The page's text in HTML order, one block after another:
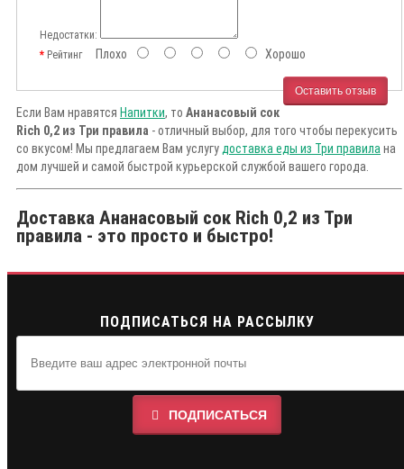
Недостатки:
РейтингПлохо Хорошо
Оставить отзыв
Если Вам нравятся Напитки, то Ананасовый сок
Rich 0,2 из Три правила - отличный выбор, для того чтобы перекусить
со вкусом! Мы предлагаем Вам услугу доставка еды из Три правила на
дом лучшей и самой быстрой курьерской службой вашего города.
Доставка Ананасовый сок Rich 0,2 из Три
правила - это просто и быстро!
ПОДПИСАТЬСЯ НА РАССЫЛКУ
ПОДПИСАТЬСЯ